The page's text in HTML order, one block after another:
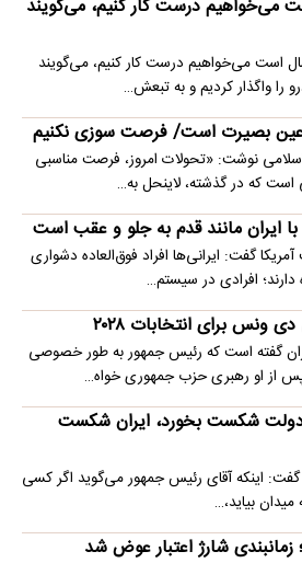
سال است می‌خواهیم درست کار کنیم، می‌گویند
پزشکیان گفت: ۴۷ سال است می‌خواهیم درست کار کنیم، می‌گویند
را واگذار کردیم و به تبعش…
عین بصیرت است/ فرصت سوزی نکنیم
نوشت: «تحولات امروز، فرصت مناسبی
که در گذشته، لاینحل به…
ایران مانند قدم به جلو و عقب است
گفت: ایرانی‌ها افراد فوق‌العاده دشواری
افرادی در سیستم…
برای انتخابات ۲۰۲۸
گفته است که رئیس جمهور به طور خصوصی
از او رهبری حزب جمهوری خواه…
شکست بخورد، ایران شکست
اینکه آقای رئیس جمهور می‌گوید اگر کسی
میدان بیاید،…
زمانبندی‌ شارژ اعتبار عوض شد